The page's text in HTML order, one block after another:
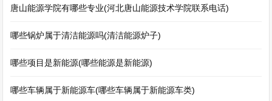
唐山能源学院有哪些专业(河北唐山能源技术学院联系电话)
哪些锅炉属于清洁能源吗(清洁能源炉子)
哪些项目是新能源(哪些能源是新能源)
哪些车辆属于新能源车(哪些车辆属于新能源车类)